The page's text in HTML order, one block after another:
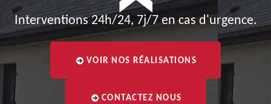
Interventions 24h/24, 7j/7 en cas d'urgence.
VOIR NOS RÉALISATIONS
CONTACTEZ NOUS